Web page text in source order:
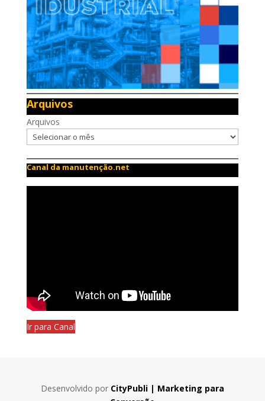
Arquivos
Arquivos
Canal da manutenção.net
Ir para Canal
Desenvolvido por CityPubli | Marketing para